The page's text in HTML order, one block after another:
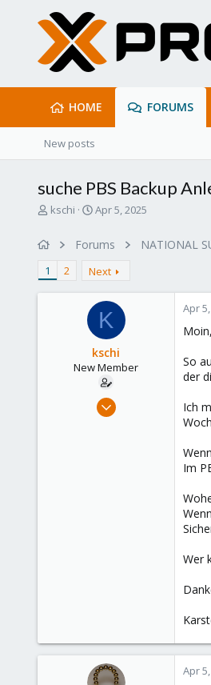
HOME FORUMS
New posts
suche PBS Backup
T
d
s
kschi
S
r
t
a
t
Apr 5, 2025
Forums NATIONAL
1 2 Next
K
kschi
New Member
Apr 3, 2025
Apr
So
der
Ich
Im
Wer
Apr